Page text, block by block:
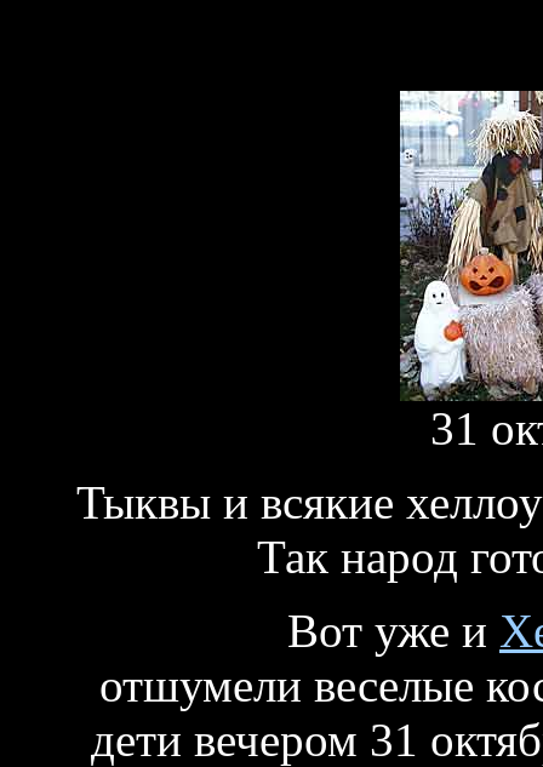
31
Тыквы и всякие
Так народ
Вот уже и
отшумели веселые
дети вечером 31